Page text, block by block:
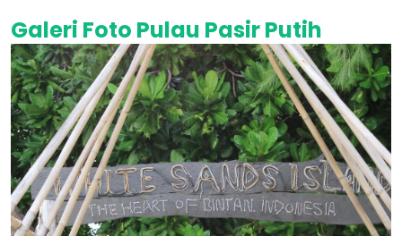
Galeri Foto Pulau Pasir Putih